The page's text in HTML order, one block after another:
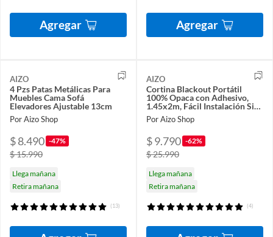
Agregar Agregar
AIZO
4 Pzs Patas Metálicas Para
Muebles Cama Sofá
Elevadores Ajustable 13cm
Por Aizo Shop
$ 8.490 -47%
$ 15.990
Llega mañana
Retira mañana
(13)
AIZO
Cortina Blackout Portátil
100% Opaca con Adhesivo,
1.45x2m, Fácil Instalación Sin
Taladros
Por Aizo Shop
$ 9.790 -62%
$ 25.990
Llega mañana
Retira mañana
(4)